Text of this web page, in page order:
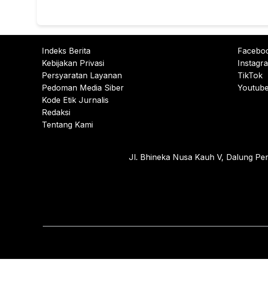
Indeks Berita
Kebijakan Privasi
Persyaratan Layanan
Pedoman Media Siber
Kode Etik Jurnalis
Redaksi
Tentang Kami
TikTok
Jl. Bhineka Nusa Kauh V, Dalung